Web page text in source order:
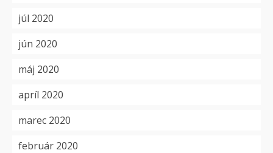
júl 2020
jún 2020
máj 2020
apríl 2020
marec 2020
február 2020